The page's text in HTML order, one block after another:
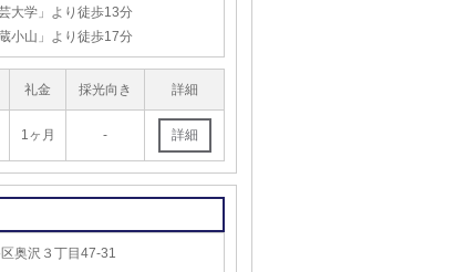
大学」より徒歩13分
小山」より徒歩17分
礼金 採光向き 詳細
1ヶ月 -
奥沢３丁目47-31